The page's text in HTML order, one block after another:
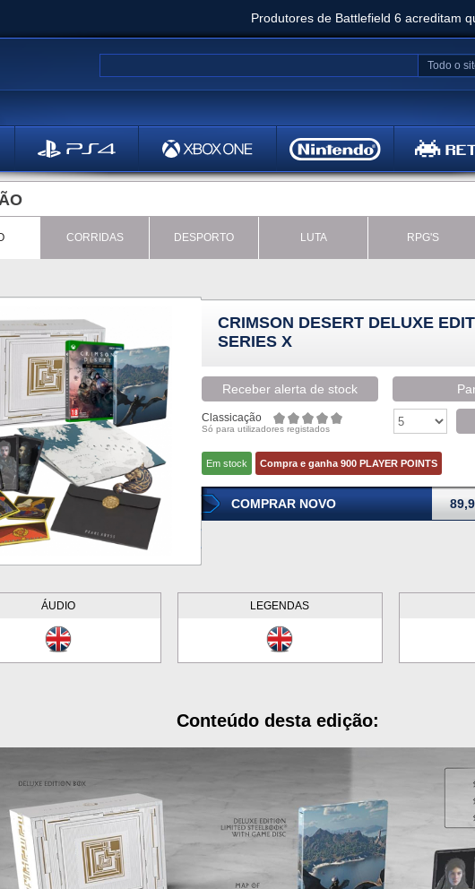
Produtores de Battlefield 6 acreditam
Clair Obscur: Expedition 33 já vendeu 5
Todo o
CORRIDAS DESPORTO LUTA RPG'S
CRIMSON DESERT DELUXE
SERIES X
Receber alerta de stock
Classicação
Só para utilizadores registados
Em stock Compra e ganha 900 PLAYER POINTS
COMPRAR NOVO
ÁUDIO LEGENDAS
Conteúdo desta edição: